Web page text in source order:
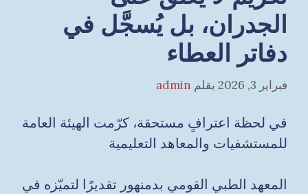
الجدران، بل يُسجَّل في
دفاتر العطاء
فبراير 3, 2026 بقلم admin
في لحظة اعترافٍ مستحقة، كرّمت الهيئة العامة
للمستشفيات والمعاهد التعليمية
المعهد الطبي القومي بدمنهور تقديرًا لتميّزه في